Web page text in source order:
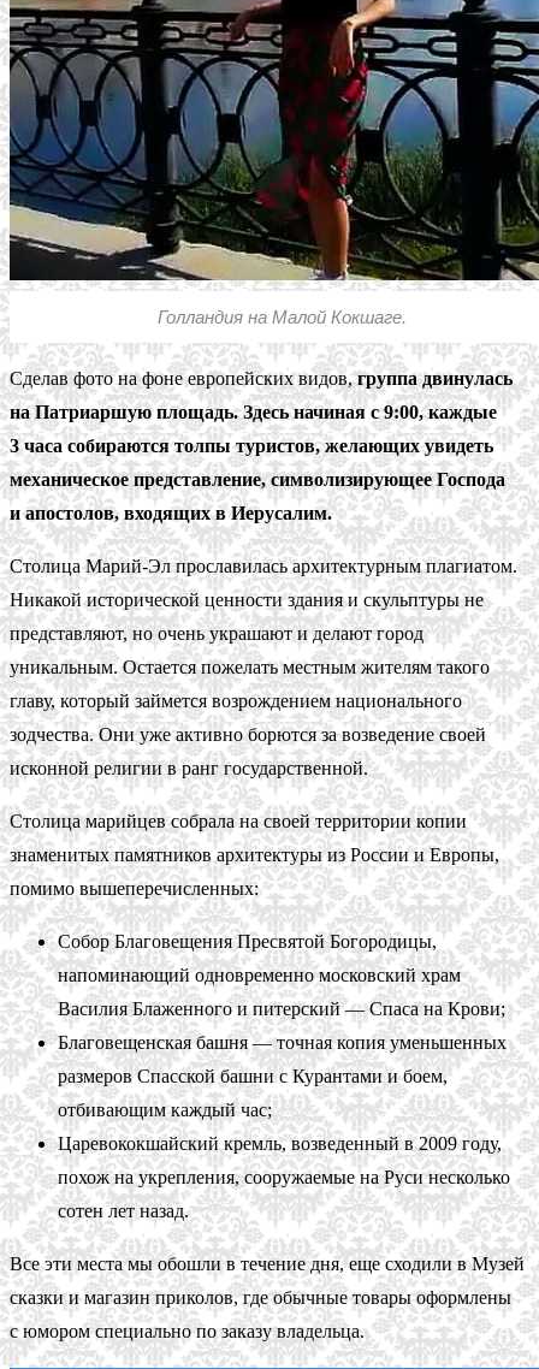
Голландия на Малой Кокшаге.
Сделав фото на фоне европейских видов,группа двинулась
на Патриаршую площадь. Здесь начиная с 9:00, каждые
3 часа собираются толпы туристов, желающих увидеть
механическое представление, символизирующее Господа
и апостолов, входящих в Иерусалим.
Столица Марий-Эл прославилась архитектурным плагиатом.
Никакой исторической ценности здания и скульптуры не
представляют, но очень украшают и делают город
уникальным. Остается пожелать местным жителям такого
главу, который займется возрождением национального
зодчества. Они уже активно борются за возведение своей
исконной религии в ранг государственной.
Столица марийцев собрала на своей территории копии
знаменитых памятников архитектуры из России и Европы,
помимо вышеперечисленных:
Собор Благовещения Пресвятой Богородицы,
напоминающий одновременно московский храм
Василия Блаженного и питерский — Спаса на Крови;
Благовещенская башня — точная копия уменьшенных
размеров Спасской башни с Курантами и боем,
отбивающим каждый час;
Царевококшайский кремль, возведенный в 2009 году,
похож на укрепления, сооружаемые на Руси несколько
сотен лет назад.
Все эти места мы обошли в течение дня, еще сходили в Музей
сказки и магазин приколов, где обычные товары оформлены
с юмором специально по заказу владельца.